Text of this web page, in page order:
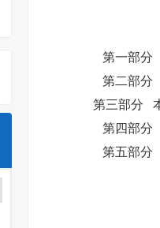
第一部分
第二部分
第三部分 本溪
第四部分
第五部分